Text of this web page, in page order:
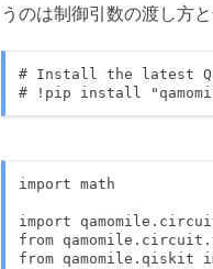
うのは制御引数の渡し方
# Install the latest
# !pip install
import math
import
from
from qamomile.qiskit